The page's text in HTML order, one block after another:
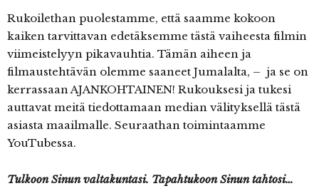
Rukoilethan puolestamme, että saamme kokoon
kaiken tarvittavan edetäksemme tästä vaiheesta filmin
viimeistelyyn pikavauhtia. Tämän aiheen ja
filmaustehtävän olemme saaneet Jumalalta, – ja se on
kerrassaan AJANKOHTAINEN! Rukouksesi ja tukesi
auttavat meitä tiedottamaan median välityksellä tästä
asiasta maailmalle. Seuraathan toimintaamme
YouTubessa.
Tulkoon Sinun valtakuntasi. Tapahtukoon Sinun tahtosi…